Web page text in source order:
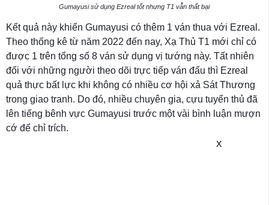
Gumayusi sử dụng Ezreal tốt nhưng T1 vẫn thất bại
Kết quả này khiến Gumayusi có thêm 1 ván thua với Ezreal.
Theo thống kê từ năm 2022 đến nay, Xạ Thủ T1 mới chỉ có
được 1 trên tổng số 8 ván sử dụng vị tướng này. Tất nhiên
đối với những người theo dõi trực tiếp ván đấu thì Ezreal
quả thực bất lực khi không có nhiều cơ hội xả Sát Thương
trong giao tranh. Do đó, nhiều chuyên gia, cựu tuyển thủ đã
lên tiếng bênh vực Gumayusi trước một vài bình luận mượn
cớ để chỉ trích.
X